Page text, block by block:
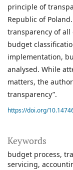
Keywords
budget process
servicing
principle of
Republic of
transparency of
budget
implementation,
analysed. While
matters, the
transparency”.
https://doi.org/